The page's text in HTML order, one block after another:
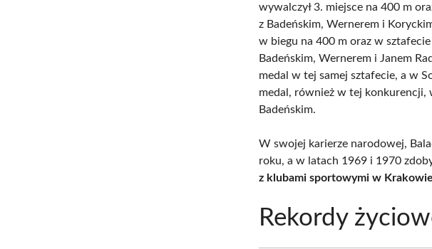
wywalczył 3. miejsce na 400 m
z Badeńskim, Wernerem i
w biegu na 400 m oraz w
Badeńskim, Wernerem i Janem
medal w tej samej sztafecie, a w
medal, również w tej konkurencji,
Badeńskim.
W swojej karierze narodowej,
roku, a w latach 1969 i 1970
z klubami sportowymi w
Rekordy